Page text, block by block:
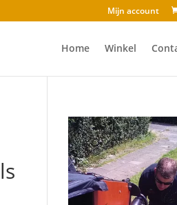
Mijn account
Home Winkel